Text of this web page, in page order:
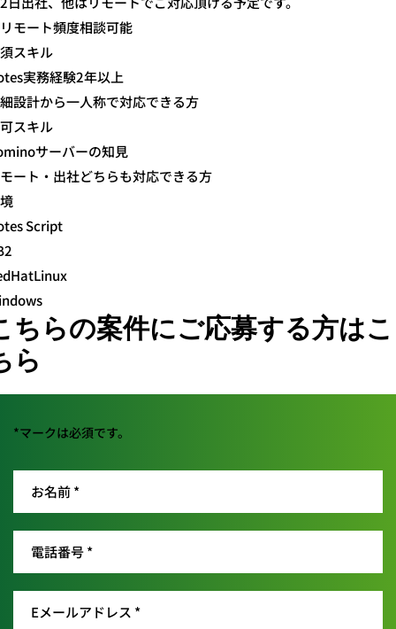
モート頻度相談可能
スキル
実務経験2年以上
設計から一人称で対応できる方
スキル
サーバーの知見
ート・出社どちらも対応できる方
Script
ちらの案件にご応募する方はこ
ら
*マークは必須です。